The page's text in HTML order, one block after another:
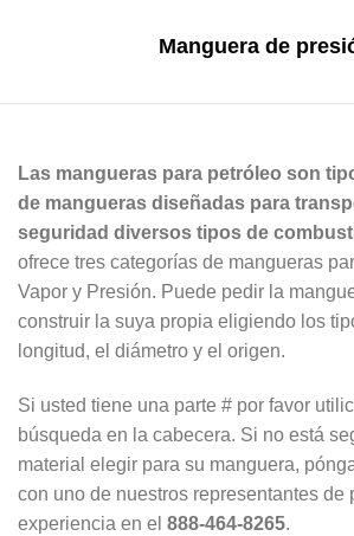
Manguera de
Las mangueras para petróleo son
de mangueras diseñadas para
seguridad diversos tipos de
ofrece tres categorías de mangueras
Vapor y Presión. Puede pedir la
construir la suya propia eligiendo los
longitud, el diámetro y el origen.
Si usted tiene una parte # por favor
búsqueda en la cabecera. Si no está
material elegir para su manguera,
con uno de nuestros representantes de
experiencia en el 888-464-8265.